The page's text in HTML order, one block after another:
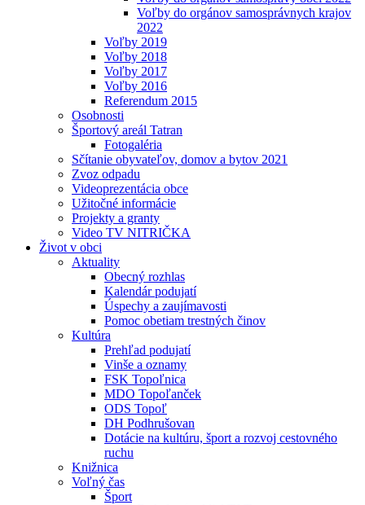
Voľby do orgánov samosprávnych krajov
2022
Voľby 2019
Voľby 2018
Voľby 2017
Voľby 2016
Referendum 2015
Osobnosti
Športový areál Tatran
Fotogaléria
Sčítanie obyvateľov, domov a bytov 2021
Zvoz odpadu
Videoprezentácia obce
Užitočné informácie
Projekty a granty
Video TV NITRIČKA
Život v obci
Aktuality
Obecný rozhlas
Kalendár podujatí
Úspechy a zaujímavosti
Pomoc obetiam trestných činov
Kultúra
Prehľad podujatí
Vinše a oznamy
FSK Topoľnica
MDO Topoľanček
ODS Topoľ
DH Podhrušovan
Dotácie na kultúru, šport a rozvoj cestovného
ruchu
Knižnica
Voľný čas
Šport